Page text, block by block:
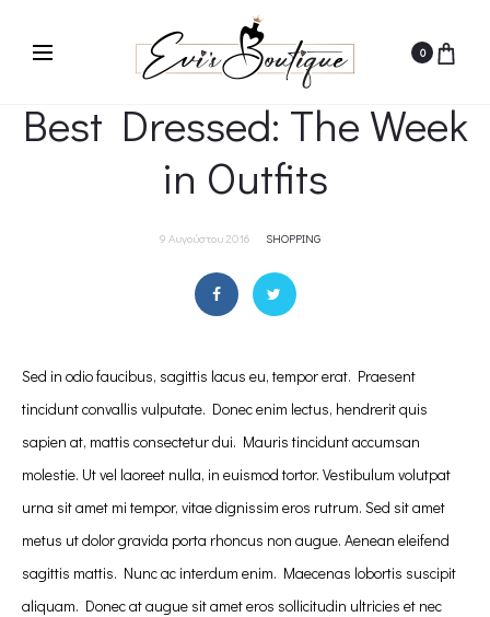
0
Best Dressed: The Week
in Outfits
9 Αυγούστου 2016 SHOPPING
Sed in odio faucibus, sagittis lacus eu, tempor erat. Praesent
tincidunt convallis vulputate. Donec enim lectus, hendrerit quis
sapien at, mattis consectetur dui. Mauris tincidunt accumsan
molestie. Ut vel laoreet nulla, in euismod tortor. Vestibulum volutpat
urna sit amet mi tempor, vitae dignissim eros rutrum. Sed sit amet
metus ut dolor gravida porta rhoncus non augue. Aenean eleifend
sagittis mattis. Nunc ac interdum enim. Maecenas lobortis suscipit
aliquam. Donec at augue sit amet eros sollicitudin ultricies et nec